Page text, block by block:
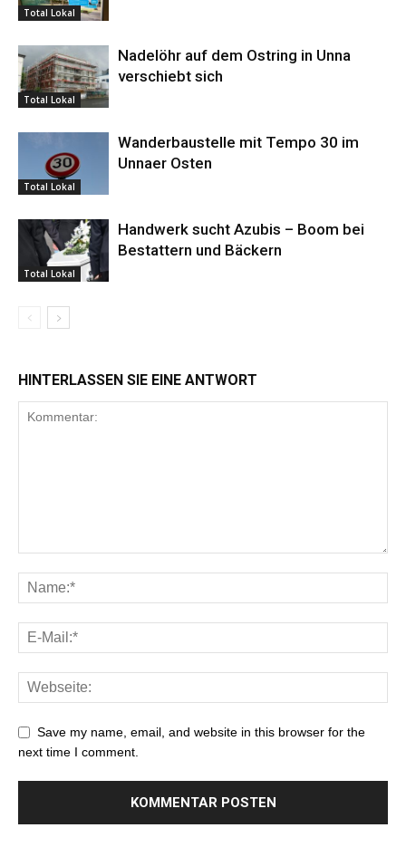
Total Lokal
Total Lokal
Nadelöhr auf dem Ostring in Unna
verschiebt sich
Total Lokal
Wanderbaustelle mit Tempo 30 im
Unnaer Osten
Total Lokal
Handwerk sucht Azubis – Boom bei
Bestattern und Bäckern
HINTERLASSEN SIE EINE ANTWORT
Save my name, email, and website in this browser for the
next time I comment.